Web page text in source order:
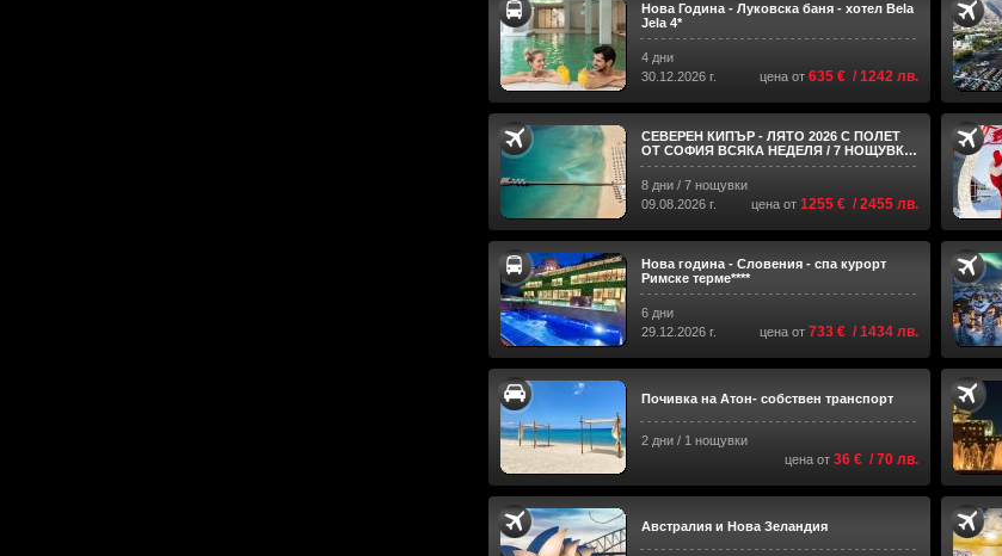
Нова Година - Луковска баня - хотел Bela
Jela 4*
4 дни
цена от 635 € / 1242 лв.
30.12.2026 г.
СЕВЕРЕН КИПЪР - ЛЯТО 2026 С ПОЛЕТ
ОТ СОФИЯ ВСЯКА НЕДЕЛЯ / 7 НОЩУВКИ
В ПЕРИОД: 05.04.2026 - 25.10.202
8 дни / 7 нощувки
цена от 1255 € / 2455 лв.
09.08.2026 г.
Нова година - Словения - спа курорт
Римске терме****
6 дни
цена от 733 € / 1434 лв.
29.12.2026 г.
Почивка на Атон- собствен транспорт
2 дни / 1 нощувки
цена от 36 € / 70 лв.
Австралия и Нова Зеландия